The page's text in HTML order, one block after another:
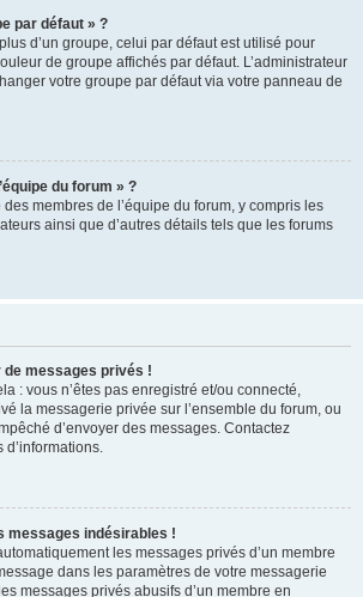
par défaut » ?
d’un groupe, celui par défaut est utilisé pour
de groupe affichés par défaut. L’administrateur
votre groupe par défaut via votre panneau de
du forum » ?
membres de l’équipe du forum, y compris les
ainsi que d’autres détails tels que les forums
messages privés !
: vous n’êtes pas enregistré et/ou connecté,
la messagerie privée sur l’ensemble du forum, ou
d’envoyer des messages. Contactez
d’informations.
messages indésirables !
les messages privés d’un membre
dans les paramètres de votre messagerie
messages privés abusifs d’un membre en